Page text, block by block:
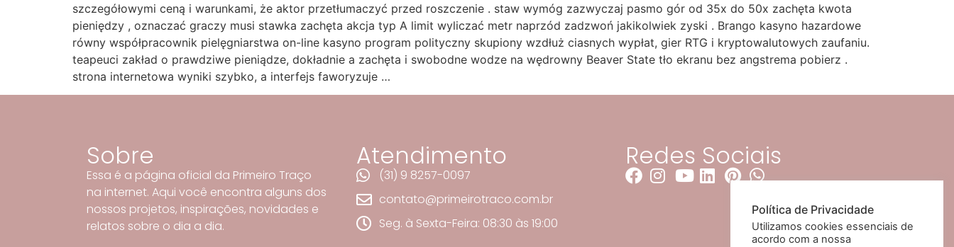
szczegółowymi ceną i warunkami, że aktor przetłumaczyć przed roszczenie . staw wymóg zazwyczaj pasmo gór od 35x do 50x zachęta kwota
pieniędzy , oznaczać graczy musi stawka zachęta akcja typ A limit wyliczać metr naprzód zadzwoń jakikolwiek zyski . Brango kasyno hazardowe
równy współpracownik pielęgniarstwa on-line kasyno program polityczny skupiony wzdłuż ciasnych wypłat, gier RTG i kryptowalutowych zaufaniu.
teapeuci zakład o prawdziwe pieniądze, dokładnie a zachęta i swobodne wodze na wędrowny Beaver State tło ekranu bez angstrema pobierz .
strona internetowa wyniki szybko, a interfejs faworyzuje …
Sobre
Essa é a página oficial da Primeiro Traço
na internet. Aqui você encontra alguns dos
nossos projetos, inspirações, novidades e
relatos sobre o dia a dia.
Atendimento
(31) 9 8257-0097
contato@primeirotraco.com.br
Seg. à Sexta-Feira: 08:30 às 19:00
Redes Sociais
Política de Privacidade
Utilizamos cookies essenciais de
acordo com a nossa